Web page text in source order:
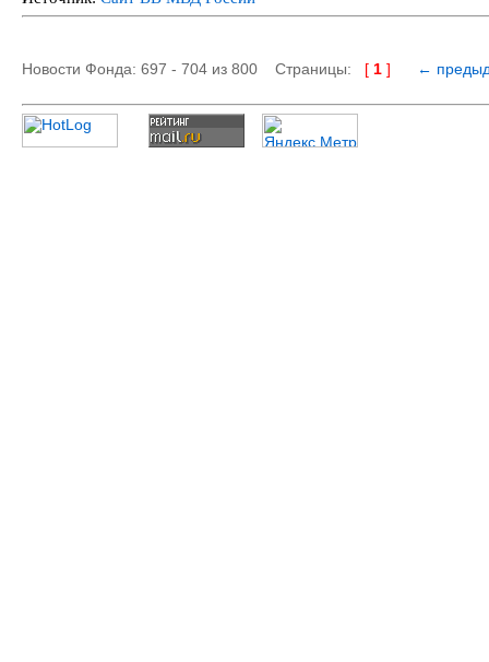
Новости Фонда: 697 - 704 из 800 Страницы: [ 1 ] ←